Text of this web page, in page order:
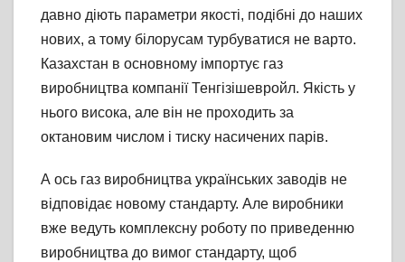
давно діють параметри якості, подібні до наших
нових, а тому білорусам турбуватися не варто.
Казахстан в основному імпортує газ
виробництва компанії Тенгізішевройл. Якість у
нього висока, але він не проходить за
октановим числом і тиску насичених парів.
А ось газ виробництва українських заводів не
відповідає новому стандарту. Але виробники
вже ведуть комплексну роботу по приведенню
виробництва до вимог стандарту, щоб